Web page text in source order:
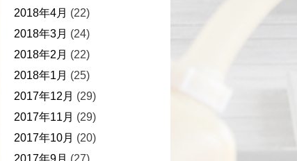
2018年4月 (22)
2018年3月 (24)
2018年2月 (22)
2018年1月 (25)
2017年12月 (29)
2017年11月 (29)
2017年10月 (20)
2017年9月 (27)